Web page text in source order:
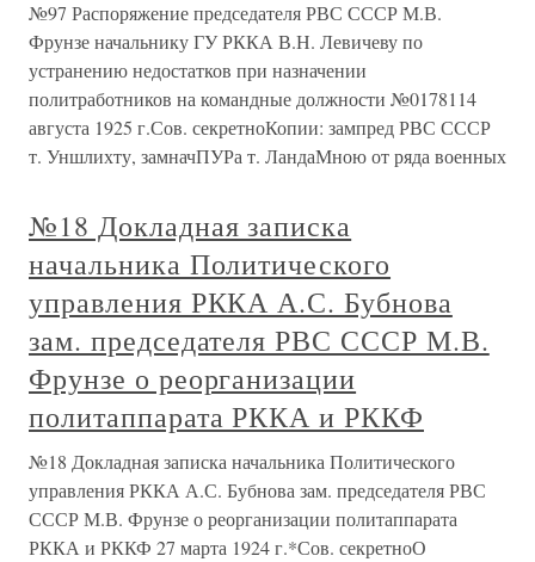
№97 Распоряжение председателя РВС СССР М.В.
Фрунзе начальнику ГУ РККА В.Н. Левичеву по
устранению недостатков при назначении
политработников на командные должности №0178114
августа 1925 г.Сов. секретноКопии: зампред РВС СССР
т. Уншлихту, замначПУРа т. ЛандаМною от ряда военных
№18 Докладная записка
начальника Политического
управления РККА А.С. Бубнова
зам. председателя РВС СССР М.В.
Фрунзе о реорганизации
политаппарата РККА и РККФ
№18 Докладная записка начальника Политического
управления РККА А.С. Бубнова зам. председателя РВС
СССР М.В. Фрунзе о реорганизации политаппарата
РККА и РККФ 27 марта 1924 г.*Сов. секретноО